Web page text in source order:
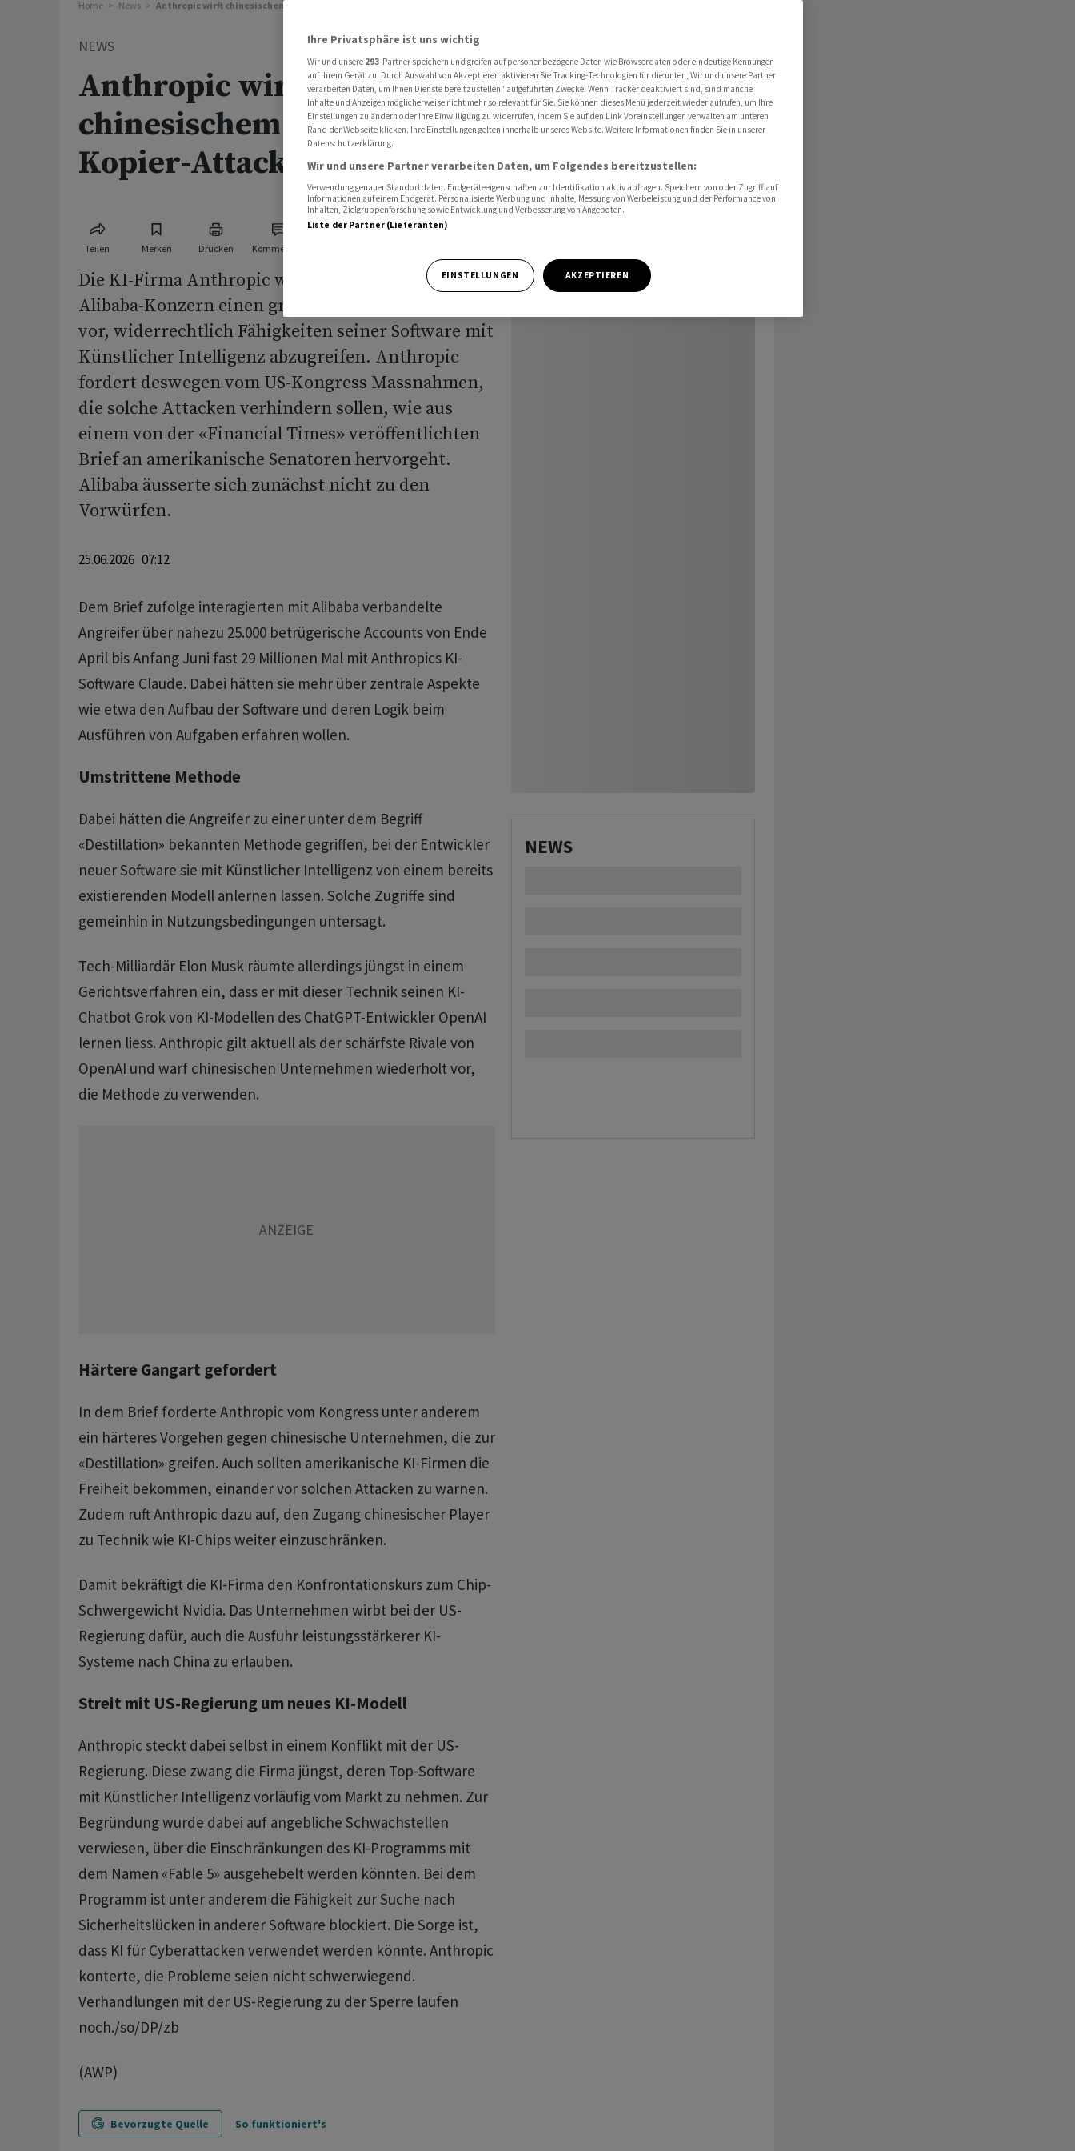
Home News Anthropic wirft chinesischem Konzern Kopier-Attacke vor
NEWS
Anthropic wirft
chinesischem Konzern
Kopier-Attacke vor
Teilen Merken Drucken Kommentare
Die KI-Firma Anthropic wirft dem chinesischen
Alibaba-Konzern einen grossangelegten Versuch
vor, widerrechtlich Fähigkeiten seiner Software mit
Künstlicher Intelligenz abzugreifen. Anthropic
fordert deswegen vom US-Kongress Massnahmen,
die solche Attacken verhindern sollen, wie aus
einem von der «Financial Times» veröffentlichten
Brief an amerikanische Senatoren hervorgeht.
Alibaba äusserte sich zunächst nicht zu den
Vorwürfen.
25.06.2026 07:12
Dem Brief zufolge interagierten mit Alibaba verbandelte
Angreifer über nahezu 25.000 betrügerische Accounts von Ende
April bis Anfang Juni fast 29 Millionen Mal mit Anthropics KI-
Software Claude. Dabei hätten sie mehr über zentrale Aspekte
wie etwa den Aufbau der Software und deren Logik beim
Ausführen von Aufgaben erfahren wollen.
Umstrittene Methode
Dabei hätten die Angreifer zu einer unter dem Begriff
«Destillation» bekannten Methode gegriffen, bei der Entwickler
neuer Software sie mit Künstlicher Intelligenz von einem bereits
existierenden Modell anlernen lassen. Solche Zugriffe sind
gemeinhin in Nutzungsbedingungen untersagt.
Tech-Milliardär Elon Musk räumte allerdings jüngst in einem
Gerichtsverfahren ein, dass er mit dieser Technik seinen KI-
Chatbot Grok von KI-Modellen des ChatGPT-Entwickler OpenAI
lernen liess. Anthropic gilt aktuell als der schärfste Rivale von
OpenAI und warf chinesischen Unternehmen wiederholt vor,
die Methode zu verwenden.
Härtere Gangart gefordert
In dem Brief forderte Anthropic vom Kongress unter anderem
ein härteres Vorgehen gegen chinesische Unternehmen, die zur
«Destillation» greifen. Auch sollten amerikanische KI-Firmen die
Freiheit bekommen, einander vor solchen Attacken zu warnen.
Zudem ruft Anthropic dazu auf, den Zugang chinesischer Player
zu Technik wie KI-Chips weiter einzuschränken.
Damit bekräftigt die KI-Firma den Konfrontationskurs zum Chip-
Schwergewicht Nvidia. Das Unternehmen wirbt bei der US-
Regierung dafür, auch die Ausfuhr leistungsstärkerer KI-
Systeme nach China zu erlauben.
Streit mit US-Regierung um neues KI-Modell
Anthropic steckt dabei selbst in einem Konflikt mit der US-
Regierung. Diese zwang die Firma jüngst, deren Top-Software
mit Künstlicher Intelligenz vorläufig vom Markt zu nehmen. Zur
Begründung wurde dabei auf angebliche Schwachstellen
verwiesen, über die Einschränkungen des KI-Programms mit
dem Namen «Fable 5» ausgehebelt werden könnten. Bei dem
Programm ist unter anderem die Fähigkeit zur Suche nach
Sicherheitslücken in anderer Software blockiert. Die Sorge ist,
dass KI für Cyberattacken verwendet werden könnte. Anthropic
konterte, die Probleme seien nicht schwerwiegend.
Verhandlungen mit der US-Regierung zu der Sperre laufen
noch./so/DP/zb
(AWP)
Bevorzugte Quelle So funktioniert's
NEWS
Ihre Privatsphäre ist uns wichtig
Wir und unsere 293-Partner speichern und greifen auf personenbezogene Daten wie Browserdaten oder eindeutige Kennungen
auf Ihrem Gerät zu. Durch Auswahl von Akzeptieren aktivieren Sie Tracking-Technologien für die unter „Wir und unsere Partner
verarbeiten Daten, um Ihnen Dienste bereitzustellen“ aufgeführten Zwecke. Wenn Tracker deaktiviert sind, sind manche
Inhalte und Anzeigen möglicherweise nicht mehr so relevant für Sie. Sie können dieses Menü jederzeit wieder aufrufen, um Ihre
Einstellungen zu ändern oder Ihre Einwilligung zu widerrufen, indem Sie auf den Link Voreinstellungen verwalten am unteren
Rand der Webseite klicken. Ihre Einstellungen gelten innerhalb unseres Website. Weitere Informationen finden Sie in unserer
Datenschutzerklärung.
Wir und unsere Partner verarbeiten Daten, um Folgendes bereitzustellen:
Verwendung genauer Standortdaten. Endgeräteeigenschaften zur Identifikation aktiv abfragen. Speichern von oder Zugriff auf
Informationen auf einem Endgerät. Personalisierte Werbung und Inhalte, Messung von Werbeleistung und der Performance von
Inhalten, Zielgruppenforschung sowie Entwicklung und Verbesserung von Angeboten.
Liste der Partner (Lieferanten)
EINSTELLUNGEN AKZEPTIEREN